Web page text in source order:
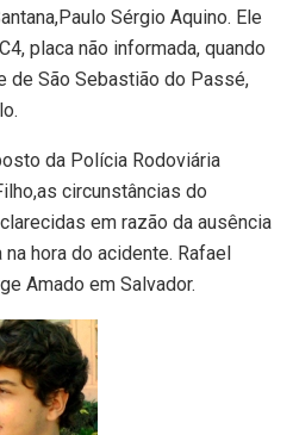
Sérgio Aquino. Ele
placa não informada, quando
de São Sebastião do Passé,
da Polícia Rodoviária
circunstâncias do
em razão da ausência
hora do acidente. Rafael
Amado em Salvador.